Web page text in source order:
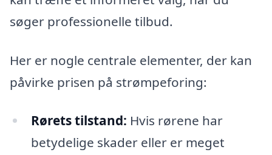
søger professionelle tilbud.
Her er nogle centrale elementer, der kan
påvirke prisen på strømpeforing:
Rørets tilstand: Hvis rørene har
betydelige skader eller er meget